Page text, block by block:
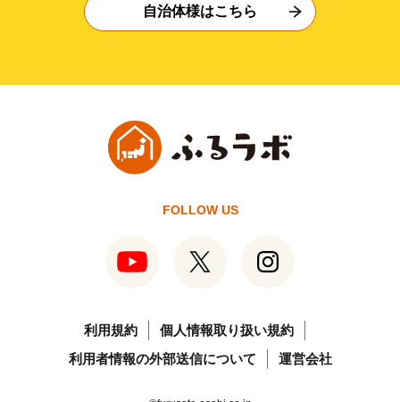
自治体様はこちら
FOLLOW US
利用規約
個人情報取り扱い規約
利用者情報の外部送信について
運営会社